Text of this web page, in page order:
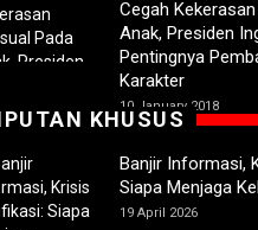
Cegah
Anak, Presiden
Pentingnya
Karakter
10 January 2018
KHUSUS
Banjir Informasi,
Siapa Menjaga
19 April 2026